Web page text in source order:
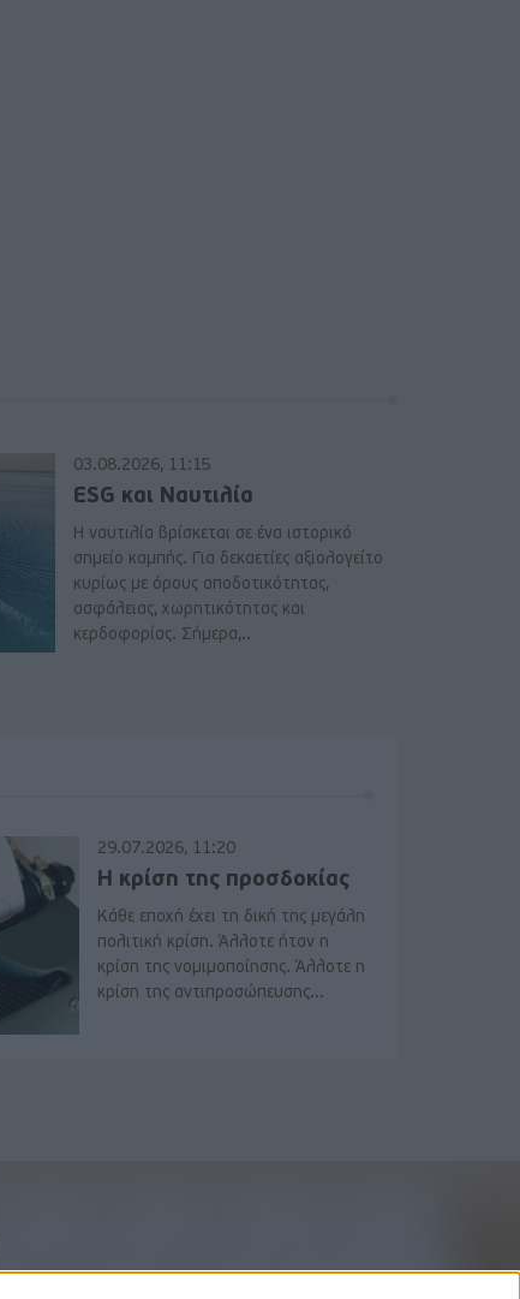
03.08.2026, 11:15
ESG και Ναυτιλία
Η ναυτιλία βρίσκεται σε ένα ιστορικό
σημείο καμπής. Για δεκαετίες αξιολογείτο
κυρίως με όρους αποδοτικότητας,
ασφάλειας, χωρητικότητας και
κερδοφορίας. Σήμερα,..
29.07.2026, 11:20
Η κρίση της προσδοκίας
Κάθε εποχή έχει τη δική της μεγάλη
πολιτική κρίση. Άλλοτε ήταν η
κρίση της νομιμοποίησης. Άλλοτε η
κρίση της αντιπροσώπευσης...